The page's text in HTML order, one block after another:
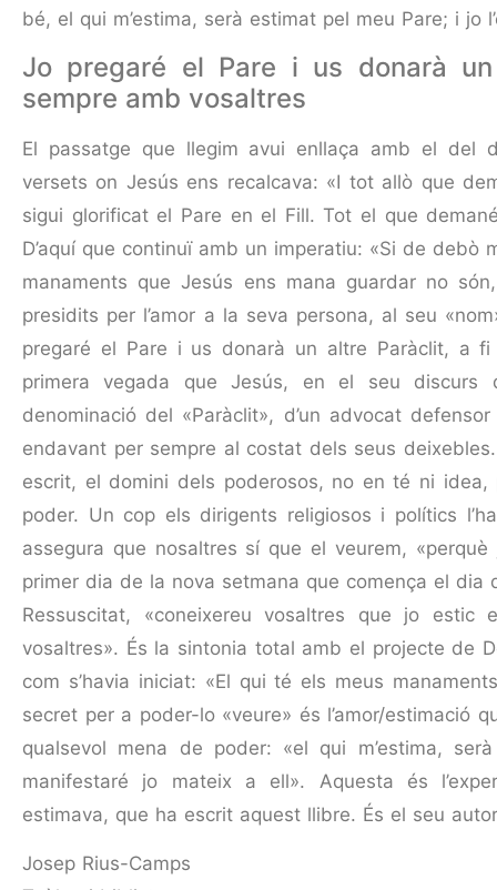
bé, el qui m’estima, serà estimat pel meu Pare; i jo
Jo pregaré el Pare i us donarà
sempre amb vosaltres
El passatge que llegim avui enllaça amb el del
versets on Jesús ens recalcava: «I tot allò que
sigui glorificat el Pare en el Fill. Tot el que
D’aquí que continuï amb un imperatiu: «Si de debò
manaments que Jesús ens mana guardar no
presidits per l’amor a la seva persona, al seu
pregaré el Pare i us donarà un altre Paràclit, a
primera vegada que Jesús, en el seu discurs
denominació del «Paràclit», d’un advocat
endavant per sempre al costat dels seus
escrit, el domini dels poderosos, no en té ni
poder. Un cop els dirigents religiosos i polítics
asse­gura que nosaltres sí que el veurem,
primer dia de la nova setmana que comença el dia
Ressuscitat, «coneixereu vosaltres que jo
vosaltres». És la sintonia total amb el projecte de
com s’havia iniciat: «El qui té els meus
secret per a poder-lo «veure» és l’amor/es­tima­ció
qualsevol mena de poder: «el qui m’estima,
manifestaré jo mateix a ell». Aquesta és
estimava, que ha escrit aquest llibre. És el seu
Josep Rius-Camps